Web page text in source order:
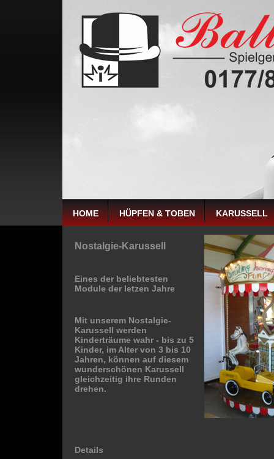
HOME HÜPFEN & TOBEN KARUSSELL
Nostalgie-Karussell
Eines der beliebtesten
Module der letzen Jahre
Mit unserem Nostalgie-
Karussell werden
Kinderträume wahr - bis zu 5
Kinder, im Alter von 3 bis 10
Jahren, können auf diesem
wunderschönen Karussell
gleichzeitig ihre Runden
drehen.
Details